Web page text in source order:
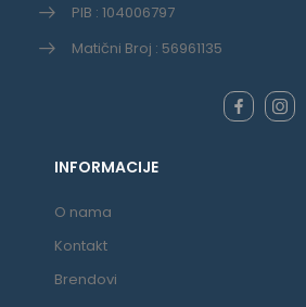
PIB : 104006797
Matični Broj : 56961135
INFORMACIJE
O nama
Kontakt
Brendovi